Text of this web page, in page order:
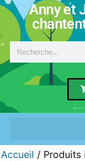
Anny et
Accueil / Produits